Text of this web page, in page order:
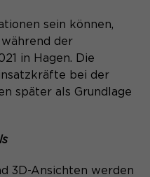
sein können,
der
in Hagen. Die
bei der
später als Grundlage
3D-Ansichten werden